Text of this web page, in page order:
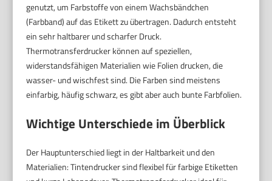
genutzt, um Farbstoffe von einem Wachsbändchen
(Farbband) auf das Etikett zu übertragen. Dadurch entsteht
ein sehr haltbarer und scharfer Druck.
Thermotransferdrucker können auf speziellen,
widerstandsfähigen Materialien wie Folien drucken, die
wasser- und wischfest sind. Die Farben sind meistens
einfarbig, häufig schwarz, es gibt aber auch bunte Farbfolien.
Wichtige Unterschiede im Überblick
Der Hauptunterschied liegt in der Haltbarkeit und den
Materialien: Tintendrucker sind flexibel für farbige Etiketten